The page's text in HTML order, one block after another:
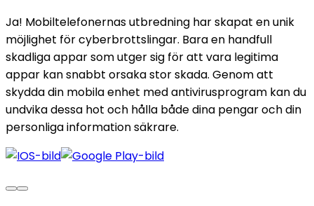
Ja! Mobiltelefonernas utbredning har skapat en unik
möjlighet för cyberbrottslingar. Bara en handfull
skadliga appar som utger sig för att vara legitima
appar kan snabbt orsaka stor skada. Genom att
skydda din mobila enhet med antivirusprogram kan du
undvika dessa hot och hålla både dina pengar och din
personliga information säkrare.